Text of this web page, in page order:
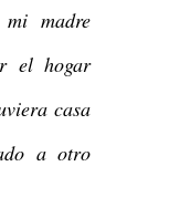
madre
el hogar
casa
a otro